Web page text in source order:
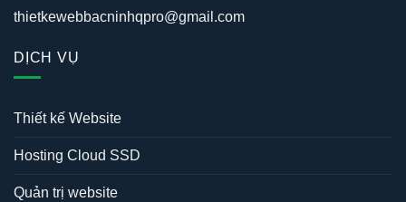
thietkewebbacninhqpro@gmail.com
DỊCH VỤ
Thiết kế Website
Hosting Cloud SSD
Quản trị website